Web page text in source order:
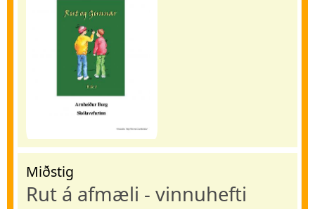
Miðstig
Rut á afmæli - vinnuhefti